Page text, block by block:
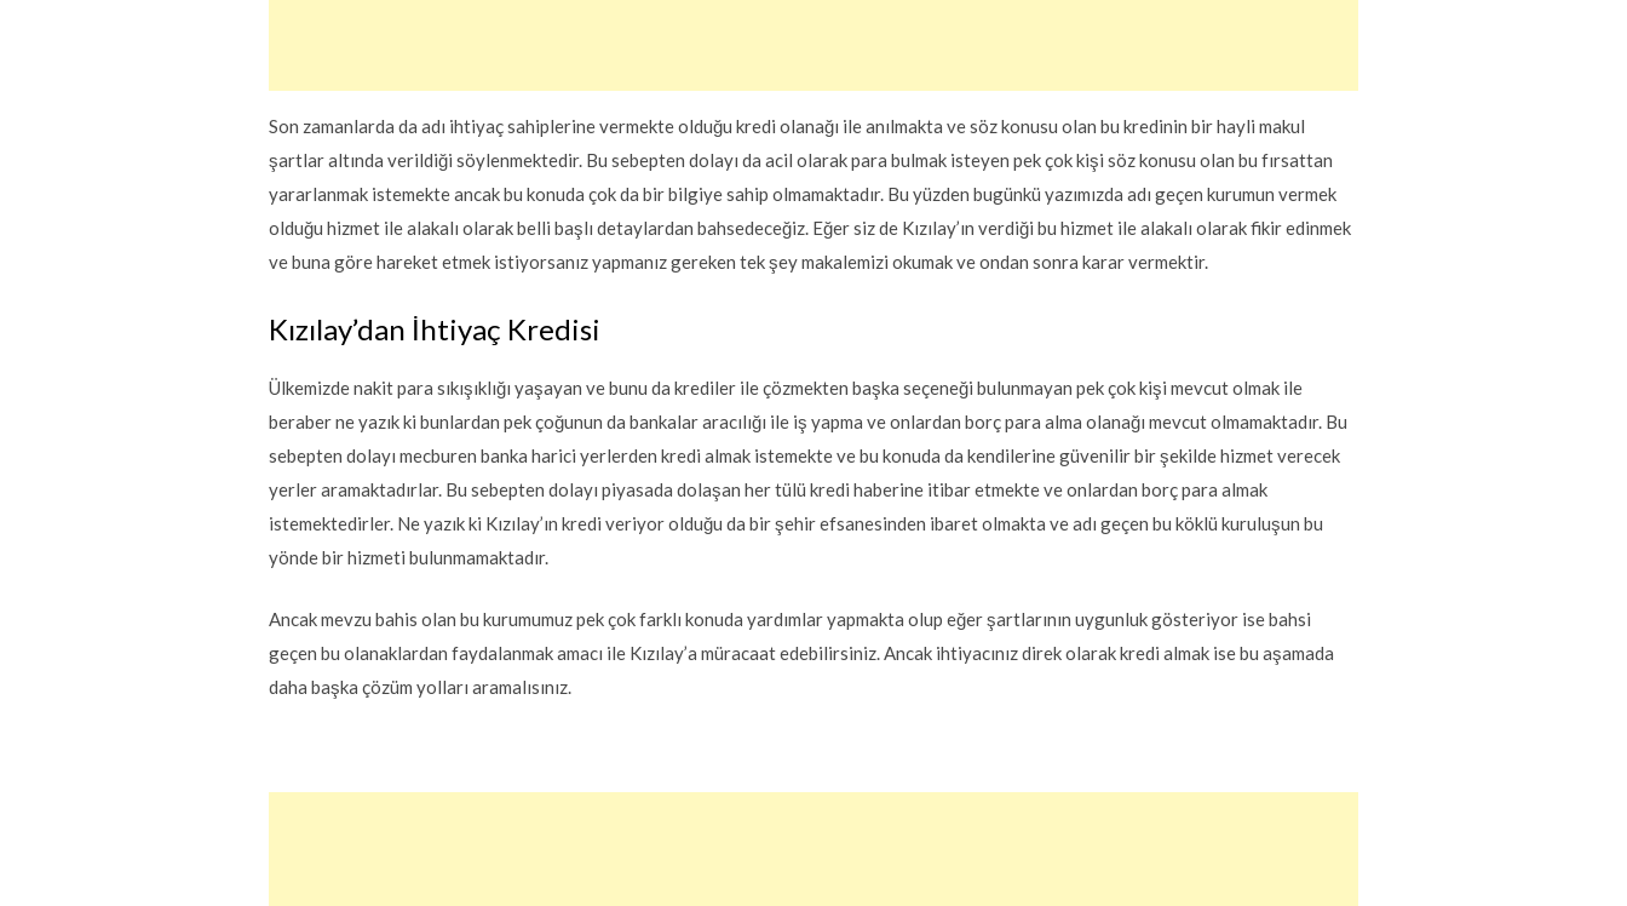
Son zamanlarda da adı ihtiyaç sahiplerine vermekte olduğu kredi olanağı ile anılmakta ve söz konusu olan bu kredinin bir hayli makul
şartlar altında verildiği söylenmektedir. Bu sebepten dolayı da acil olarak para bulmak isteyen pek çok kişi söz konusu olan bu fırsattan
yararlanmak istemekte ancak bu konuda çok da bir bilgiye sahip olmamaktadır. Bu yüzden bugünkü yazımızda adı geçen kurumun vermek
olduğu hizmet ile alakalı olarak belli başlı detaylardan bahsedeceğiz. Eğer siz de Kızılay’ın verdiği bu hizmet ile alakalı olarak fikir edinmek
ve buna göre hareket etmek istiyorsanız yapmanız gereken tek şey makalemizi okumak ve ondan sonra karar vermektir.
Kızılay’dan İhtiyaç Kredisi
Ülkemizde nakit para sıkışıklığı yaşayan ve bunu da krediler ile çözmekten başka seçeneği bulunmayan pek çok kişi mevcut olmak ile
beraber ne yazık ki bunlardan pek çoğunun da bankalar aracılığı ile iş yapma ve onlardan borç para alma olanağı mevcut olmamaktadır. Bu
sebepten dolayı mecburen banka harici yerlerden kredi almak istemekte ve bu konuda da kendilerine güvenilir bir şekilde hizmet verecek
yerler aramaktadırlar. Bu sebepten dolayı piyasada dolaşan her tülü kredi haberine itibar etmekte ve onlardan borç para almak
istemektedirler. Ne yazık ki Kızılay’ın kredi veriyor olduğu da bir şehir efsanesinden ibaret olmakta ve adı geçen bu köklü kuruluşun bu
yönde bir hizmeti bulunmamaktadır.
Ancak mevzu bahis olan bu kurumumuz pek çok farklı konuda yardımlar yapmakta olup eğer şartlarının uygunluk gösteriyor ise bahsi
geçen bu olanaklardan faydalanmak amacı ile Kızılay’a müracaat edebilirsiniz. Ancak ihtiyacınız direk olarak kredi almak ise bu aşamada
daha başka çözüm yolları aramalısınız.